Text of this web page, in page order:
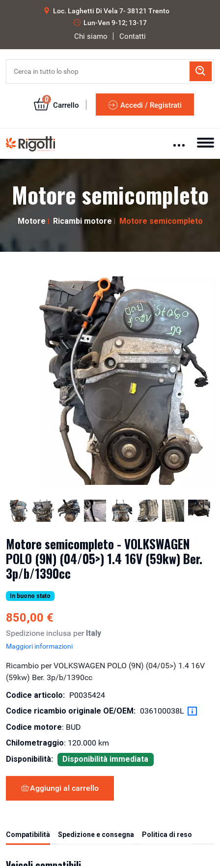
Loc. Laghetti Di Vela 7- 38121 Trento
Lun-Ven 9-12; 13-17
Chi siamo Contatti
0
Carrello Accedi / Registrati
Motore semicompleto
Motore Ricambi motore Motore semicompleto
Motore semicompleto - VOLKSWAGEN
POLO (9N) (04/05>) 1.4 16V (59kw) Ber.
3p/b/1390cc
In buono stato
850,00 €
Spedizione inclusa per Italy
Maggiori informazioni
Ricambio per VOLKSWAGEN POLO (9N) (04/05>) 1.4 16V
(59kw) Ber. 3p/b/1390cc
Codice articolo: P0035424
Codice ricambio originale OE/OEM: 036100038L
Codice motore: BUD
Chilometraggio: 120.000 km
Disponibilità:
Disponibilità immediata
Aggiungi al carrello
Compatibilità Spedizione e consegna Politica di reso